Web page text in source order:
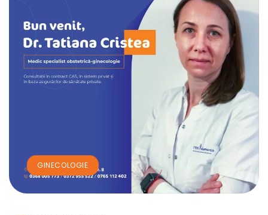
GINECOLOGIE